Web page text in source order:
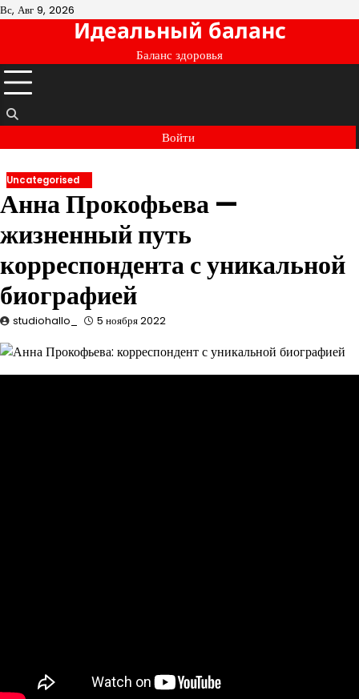
Перейти
Вс, Авг 9, 2026
Идеальный баланс
Баланс здоровья
Войти
Uncategorised
Анна Прокофьева —
жизненный путь
корреспондента с уникальной
биографией
studiohallo_ 5 ноября 2022